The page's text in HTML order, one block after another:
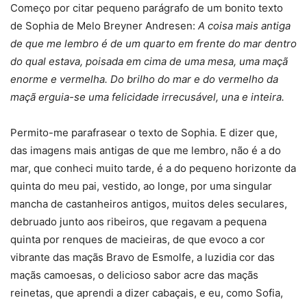
Começo por citar pequeno parágrafo de um bonito texto
de Sophia de Melo Breyner Andresen: A coisa mais antiga
de que me lembro é de um quarto em frente do mar dentro
do qual estava, poisada em cima de uma mesa, uma maçã
enorme e vermelha. Do brilho do mar e do vermelho da
maçã erguia-se uma felicidade irrecusável, una e inteira.
Permito-me parafrasear o texto de Sophia. E dizer que,
das imagens mais antigas de que me lembro, não é a do
mar, que conheci muito tarde, é a do pequeno horizonte da
quinta do meu pai, vestido, ao longe, por uma singular
mancha de castanheiros antigos, muitos deles seculares,
debruado junto aos ribeiros, que regavam a pequena
quinta por renques de macieiras, de que evoco a cor
vibrante das maçãs Bravo de Esmolfe, a luzidia cor das
maçãs camoesas, o delicioso sabor acre das maçãs
reinetas, que aprendi a dizer cabaçais, e eu, como Sofia,